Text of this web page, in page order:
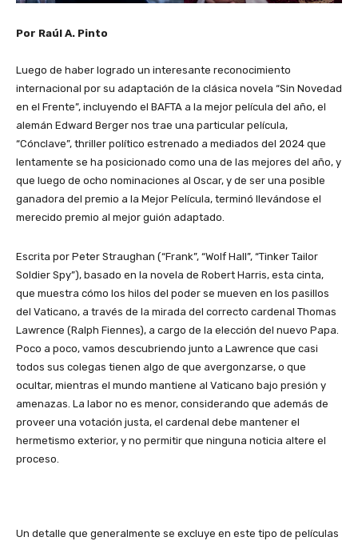
Por Raúl A. Pinto
Luego de haber logrado un interesante reconocimiento
internacional por su adaptación de la clásica novela “Sin Novedad
en el Frente”, incluyendo el BAFTA a la mejor película del año, el
alemán Edward Berger nos trae una particular película,
“Cónclave”, thriller político estrenado a mediados del 2024 que
lentamente se ha posicionado como una de las mejores del año, y
que luego de ocho nominaciones al Oscar, y de ser una posible
ganadora del premio a la Mejor Película, terminó llevándose el
merecido premio al mejor guión adaptado.
Escrita por Peter Straughan (“Frank”, “Wolf Hall”, “Tinker Tailor
Soldier Spy”), basado en la novela de Robert Harris, esta cinta,
que muestra cómo los hilos del poder se mueven en los pasillos
del Vaticano, a través de la mirada del correcto cardenal Thomas
Lawrence (Ralph Fiennes), a cargo de la elección del nuevo Papa.
Poco a poco, vamos descubriendo junto a Lawrence que casi
todos sus colegas tienen algo de que avergonzarse, o que
ocultar, mientras el mundo mantiene al Vaticano bajo presión y
amenazas. La labor no es menor, considerando que además de
proveer una votación justa, el cardenal debe mantener el
hermetismo exterior, y no permitir que ninguna noticia altere el
proceso.
Un detalle que generalmente se excluye en este tipo de películas